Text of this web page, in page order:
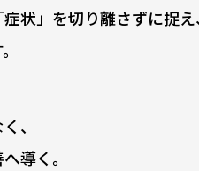
状」を切り離さずに捉
、
導く。